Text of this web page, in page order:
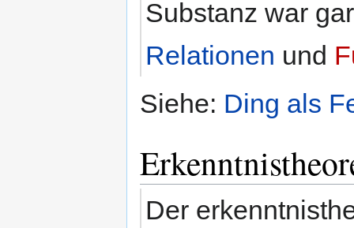
Substanz war
Relationen und
Siehe: Ding als
Der